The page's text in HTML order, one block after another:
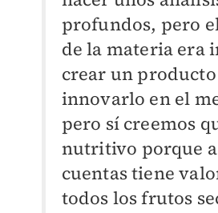
profundos, pero
de la materia era
crear un producto
innovarlo en el
pero sí creemos
nutritivo porque
cuentas tiene
todos los frutos